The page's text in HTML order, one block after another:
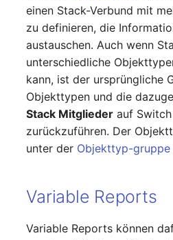
einen Stack-Verbund mit
zu definieren, die
austauschen. Auch wenn
unterschiedliche
kann, ist der ursprüngliche
Objekttypen und die
Stack Mitglieder auf
zurückzuführen. Der
unter der Objekttyp-gruppe
Variable Reports
Variable Reports können